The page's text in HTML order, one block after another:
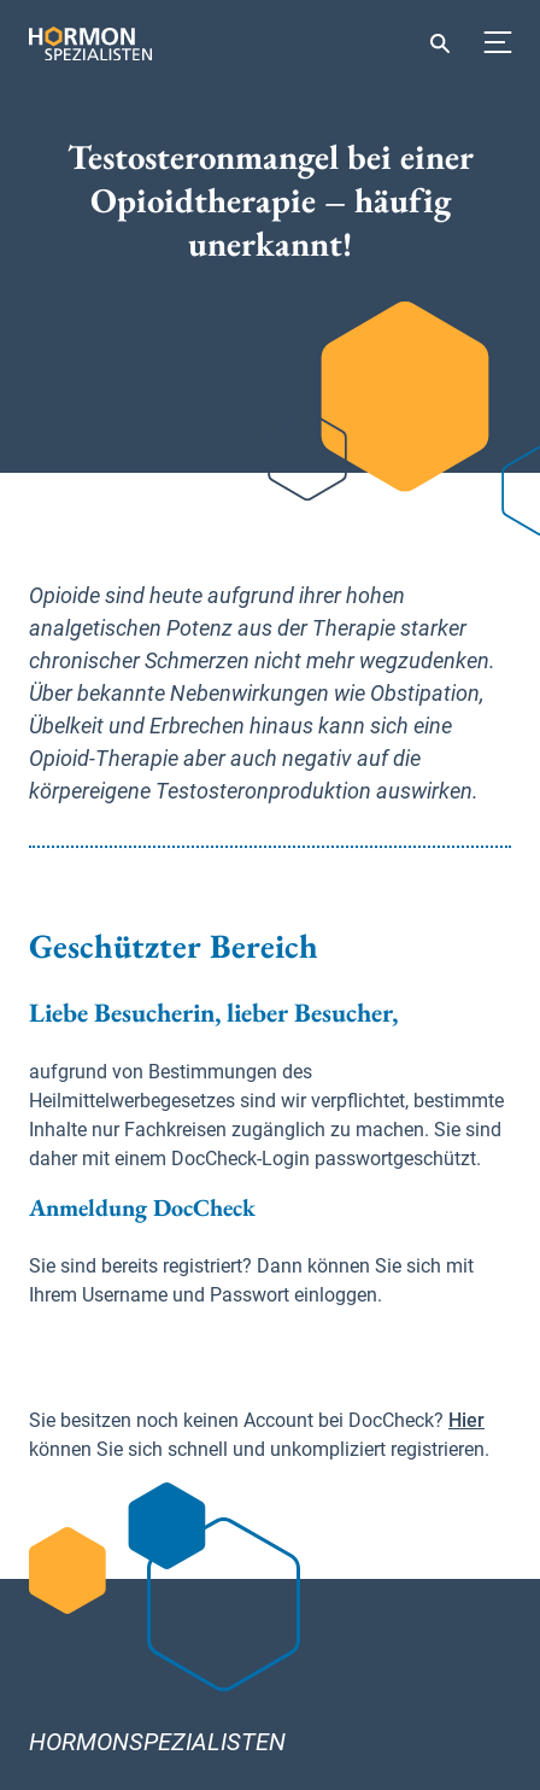
Testosteronmangel bei einer
Opioidtherapie – häufig
unerkannt!
Opioide sind heute aufgrund ihrer hohen
analgetischen Potenz aus der Therapie starker
chronischer Schmerzen nicht mehr wegzudenken.
Über bekannte Nebenwirkungen wie Obstipation,
Übelkeit und Erbrechen hinaus kann sich eine
Opioid-Therapie aber auch negativ auf die
körpereigene Testosteronproduktion auswirken.
Geschützter Bereich
Liebe Besucherin, lieber Besucher,
aufgrund von Bestimmungen des
Heilmittelwerbegesetzes sind wir verpflichtet, bestimmte
Inhalte nur Fachkreisen zugänglich zu machen. Sie sind
daher mit einem DocCheck-Login passwortgeschützt.
Anmeldung DocCheck
Sie sind bereits registriert? Dann können Sie sich mit
Ihrem Username und Passwort einloggen.
Sie besitzen noch keinen Account bei DocCheck? Hier
können Sie sich schnell und unkompliziert registrieren.
HORMONSPEZIALISTEN